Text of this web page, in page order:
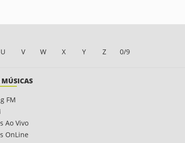
U V W X Y Z 0/9
FM
Ao Vivo
OnLine